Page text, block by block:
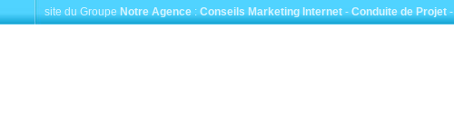
site du Groupe Notre Agence: Conseils Marketing Internet- Conduite de Projet-